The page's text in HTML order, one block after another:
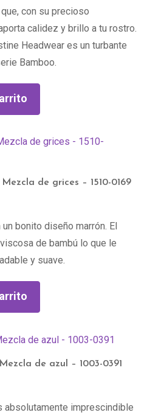
con su precioso
calidez y brillo a tu rostro.
Headwear es un turbante
Bamboo.
de grices – 1510-0169
bonito diseño marrón. El
de bambú lo que le
y suave.
de azul – 1003-0391
absolutamente imprescindible